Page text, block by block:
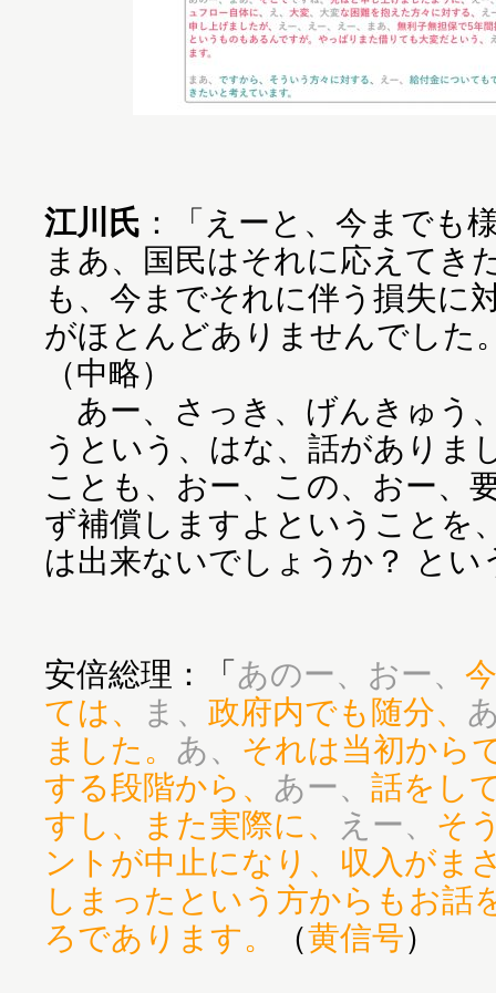
江川氏 ：「えーと、今までも
まあ、国民はそれに応えてき
も、今までそれに伴う損失に
がほとんどありませんでした
（中略）
あー、さっき、げんきゅう
うという、はな、話がありま
ことも、おー、この、おー、
ず補償しますよということを
は出来ないでしょうか？ とい
安倍総理：「あのー、おー、
ては、
ま、 政府内でも随分、
ました。 あ、 それは当初から
する段階から、 あー、 話をし
すし、また実際に、
えー、 そ
ントが中止になり、収入がま
しまったという方からもお話
ろであります。
（黄信号）